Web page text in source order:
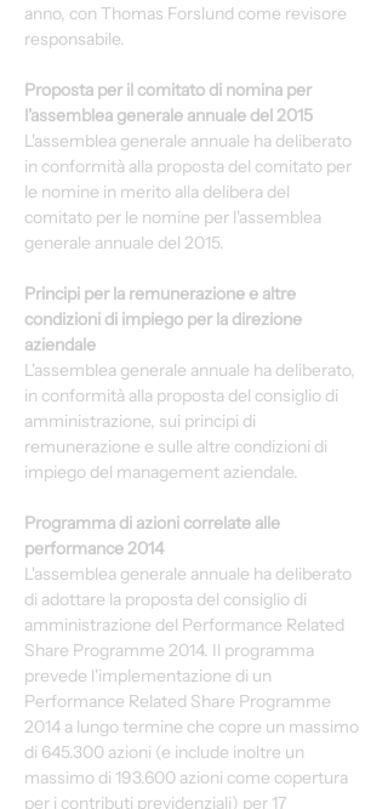
anno, con Thomas Forslund come revisore
responsabile.
Proposta per il comitato di nomina per
l'assemblea generale annuale del 2015
L'assemblea generale annuale ha deliberato
in conformità alla proposta del comitato per
le nomine in merito alla delibera del
comitato per le nomine per l'assemblea
generale annuale del 2015.
Principi per la remunerazione e altre
condizioni di impiego per la direzione
aziendale
L'assemblea generale annuale ha deliberato,
in conformità alla proposta del consiglio di
amministrazione, sui principi di
remunerazione e sulle altre condizioni di
impiego del management aziendale.
Programma di azioni correlate alle
performance 2014
L'assemblea generale annuale ha deliberato
di adottare la proposta del consiglio di
amministrazione del Performance Related
Share Programme 2014. Il programma
prevede l'implementazione di un
Performance Related Share Programme
2014 a lungo termine che copre un massimo
di 645.300 azioni (e include inoltre un
massimo di 193.600 azioni come copertura
per i contributi previdenziali) per 17